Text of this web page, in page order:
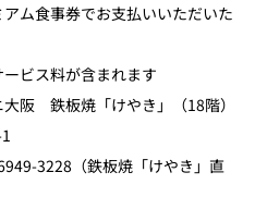
事券でお支払いいただいた
料が含まれます
阪 鉄板焼「けやき」（18階）
3228（鉄板焼「けやき」直